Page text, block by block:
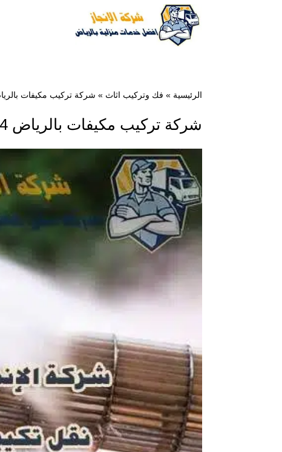
الرئيسية » فك وتركيب اثاث » شركة تركيب مكيفات بالرياض 0551640224 فك ونقل
شركة تركيب مكيفات بالرياض 0551640224 فك ونقل وتركيب